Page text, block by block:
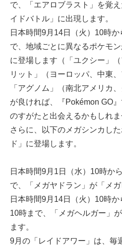
で、「エアロブラスト」を覚
イドバトル」に出現します。
日本時間9月14日（火）10時
で、地域ごとに異なるポケモ
に登場します（「ユクシー」
リット」（ヨーロッパ、中東
「アグノム」（南北アメリカ
が良ければ、『Pokémon GO
のすがたと出会えるかもしれま
さらに、以下のメガシンカし
ド」に登場します。
日本時間9月1日（水）10時か
で、「メガヤドラン」が「メ
日本時間9月14日（火）10時か
10時まで、「メガヘルガー」
ます。
9月の「レイドアワー」は、毎